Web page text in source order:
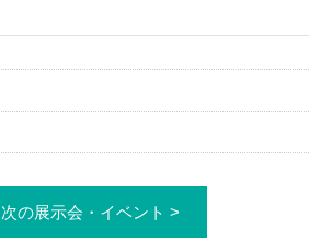
次の展示会・イベント >